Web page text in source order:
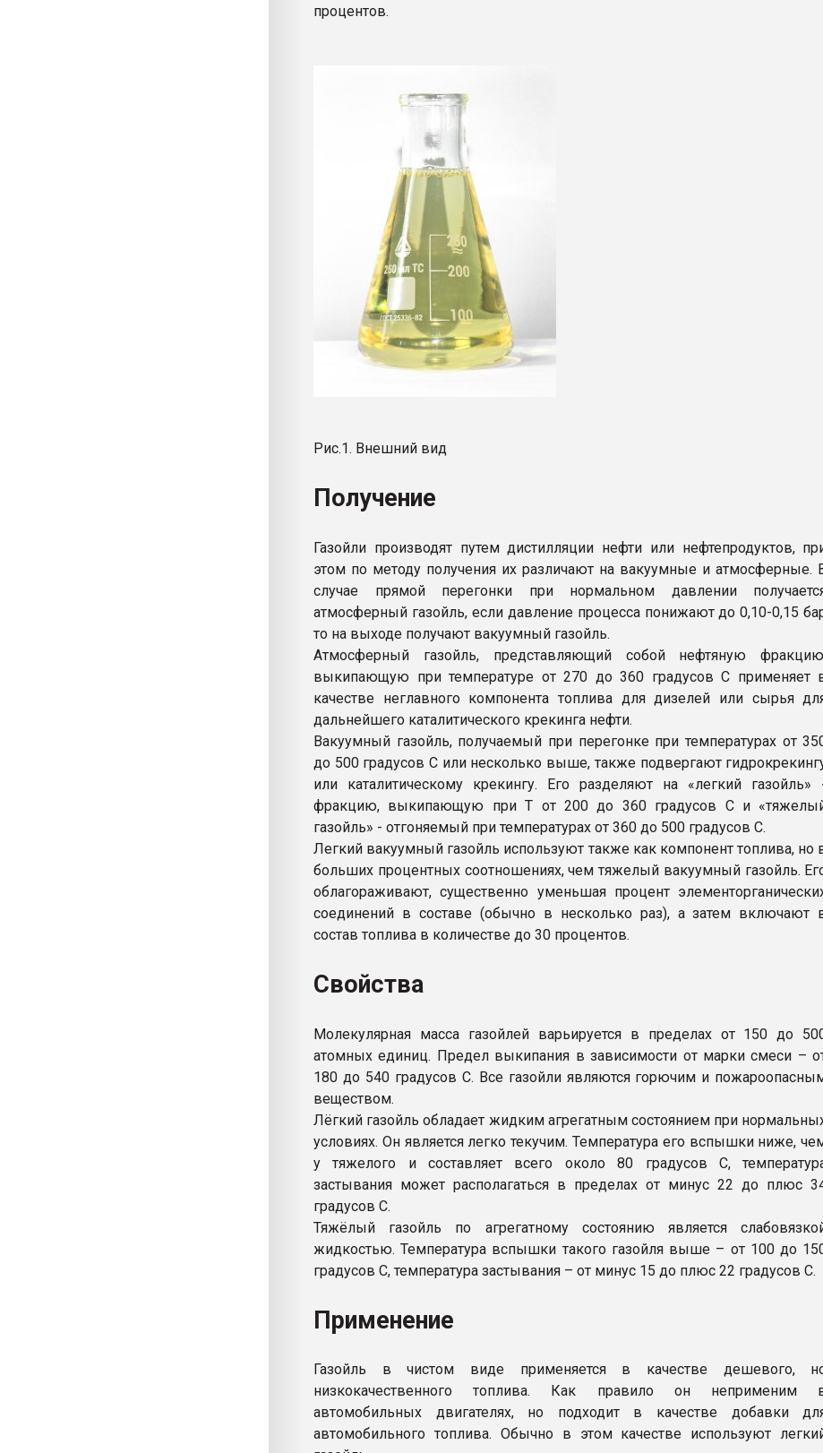
процентов.
Рис.1. Внешний вид
Получение
Газойли производят путем дистилляции нефти или нефтепродуктов,
этом по методу получения их различают на вакуумные и атмосферные.
случае прямой перегонки при нормальном давлении
атмосферный газойль, если давление процесса понижают до 0,10-0,15
то на выходе получают вакуумный газойль.
Атмосферный газойль, представляющий собой нефтяную
выкипающую при температуре от 270 до 360 градусов С применяет
качестве неглавного компонента топлива для дизелей или сырья
дальнейшего каталитического крекинга нефти.
Вакуумный газойль, получаемый при перегонке при температурах от
до 500 градусов С или несколько выше, также подвергают
или каталитическому крекингу. Его разделяют на «легкий газойль»
фракцию, выкипающую при Т от 200 до 360 градусов С и
газойль» - отгоняемый при температурах от 360 до 500 градусов С.
Легкий вакуумный газойль используют также как компонент топлива, но
больших процентных соотношениях, чем тяжелый вакуумный газойль.
облагораживают, существенно уменьшая процент
соединений в составе (обычно в несколько раз), а затем включают
состав топлива в количестве до 30 процентов.
Свойства
Молекулярная масса газойлей варьируется в пределах от 150 до
атомных единиц. Предел выкипания в зависимости от марки смеси –
180 до 540 градусов С. Все газойли являются горючим и
веществом.
Лёгкий газойль обладает жидким агрегатным состоянием при
условиях. Он является легко текучим. Температура его вспышки ниже,
у тяжелого и составляет всего около 80 градусов C,
застывания может располагаться в пределах от минус 22 до плюс
градусов C.
Тяжёлый газойль по агрегатному состоянию является
жидкостью. Температура вспышки такого газойля выше – от 100 до
градусов C, температура застывания – от минус 15 до плюс 22 градусов C.
Применение
Газойль в чистом виде применяется в качестве дешевого,
низкокачественного топлива. Как правило он неприменим
автомобильных двигателях, но подходит в качестве добавки
автомобильного топлива. Обычно в этом качестве используют